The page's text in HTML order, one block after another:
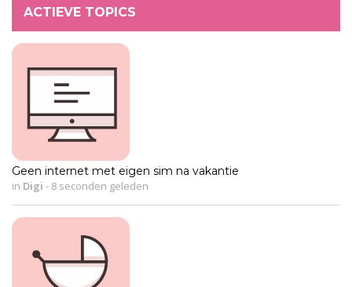
ACTIEVE TOPICS
Geen internet met eigen sim na vakantie
in Digi - 8 seconden geleden